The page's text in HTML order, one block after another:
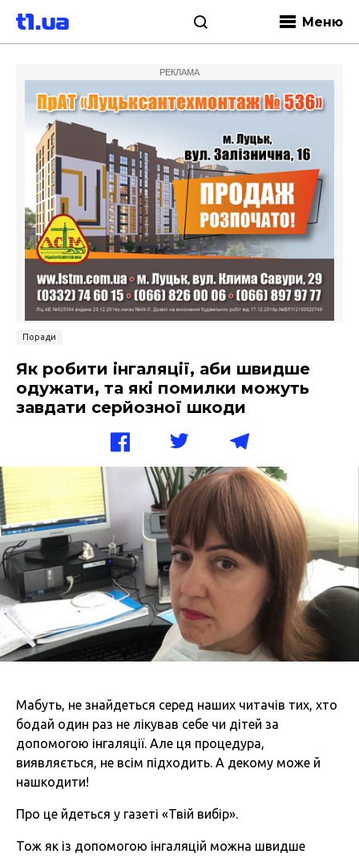
Меню
РЕКЛАМА
Поради
Як робити інгаляції, аби швидше
одужати, та які помилки можуть
завдати серйозної шкоди
Мабуть, не знайдеться серед наших читачів тих, хто
бодай один раз не лікував себе чи дітей за
допомогою інгаляції. Але ця процедура,
виявляється, не всім підходить. А декому може й
нашкодити!
Про це йдеться у газеті «Твій вибір».
Тож як із допомогою інгаляцій можна швидше